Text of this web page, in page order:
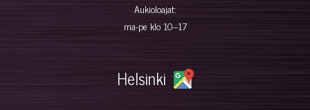
Aukioloajat:
ma-pe klo 10–17
Helsinki